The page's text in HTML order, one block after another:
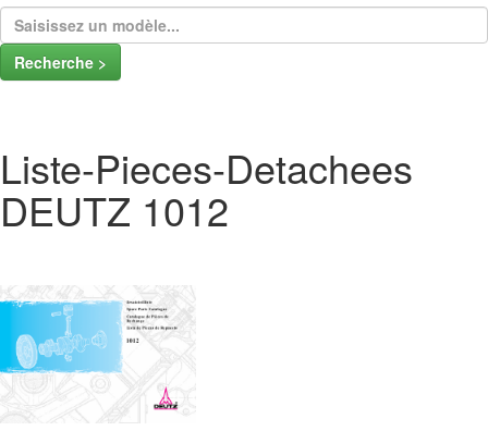
Recherche >
Liste-Pieces-Detachees
DEUTZ 1012